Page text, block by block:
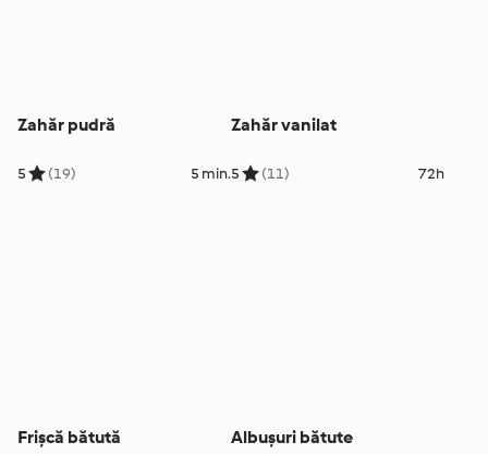
Zahăr pudră
5 (19) 5 min.
Zahăr vanilat
5 (11) 72h
Frișcă bătută Albușuri bătute